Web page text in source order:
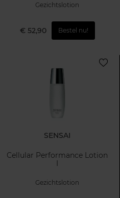
Gezichtslotion
€ 52,90 Bestel nu!
SENSAI
Cellular Performance Lotion
I
Gezichtslotion